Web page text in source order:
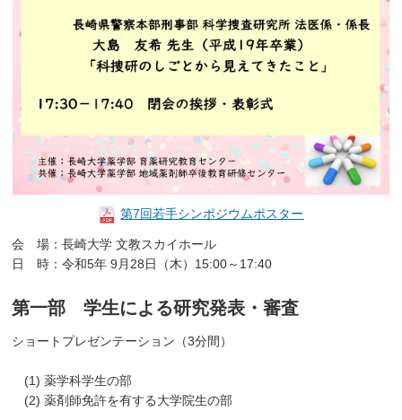
第7回若手シンポジウムポスター
会 場：長崎大学 文教スカイホール
日 時：令和5年 9月28日（木）15:00～17:40
第一部 学生による研究発表・審査
ショートプレゼンテーション（3分間）
(1) 薬学科学生の部
(2) 薬剤師免許を有する大学院生の部